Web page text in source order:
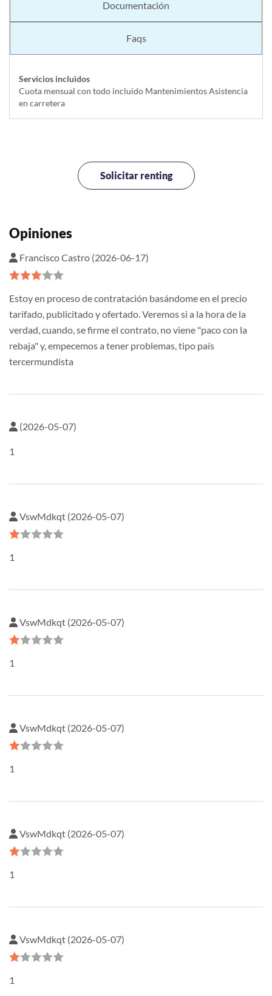
Documentación
Faqs
Servicios incluidos
Cuota mensual con todo incluido Mantenimientos Asistencia
en carretera
Solicitar renting
Opiniones
Francisco Castro (2026-06-17)
Estoy en proceso de contratación basándome en el precio
tarifado, publicitado y ofertado. Veremos si a la hora de la
verdad, cuando, se firme el contrato, no viene "paco con la
rebaja" y, empecemos a tener problemas, tipo país
tercermundista
(2026-05-07)
1
VswMdkqt (2026-05-07)
1
VswMdkqt (2026-05-07)
1
VswMdkqt (2026-05-07)
1
VswMdkqt (2026-05-07)
1
VswMdkqt (2026-05-07)
1